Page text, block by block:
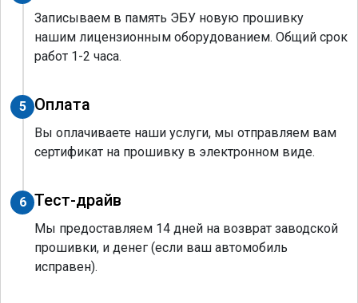
Записываем в память ЭБУ новую прошивку
нашим лицензионным оборудованием. Общий срок
работ 1-2 часа.
5 Оплата
Вы оплачиваете наши услуги, мы отправляем вам
сертификат на прошивку в электронном виде.
6 Тест-драйв
Мы предоставляем 14 дней на возврат заводской
прошивки, и денег (если ваш автомобиль
исправен).